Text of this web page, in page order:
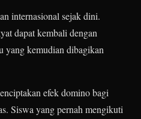
internasional sejak dini.
dapat kembali dengan
yang kemudian dibagikan
efek domino bagi
Siswa yang pernah mengikuti